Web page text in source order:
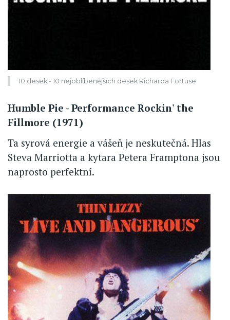
10 desek - 10 nejoblíbenějších desek Richarda Fortuse
Humble Pie - Performance Rockin' the
Fillmore (1971)
Ta syrová energie a vášeň je neskutečná. Hlas
Steva Marriotta a kytara Petera Framptona jsou
naprosto perfektní.